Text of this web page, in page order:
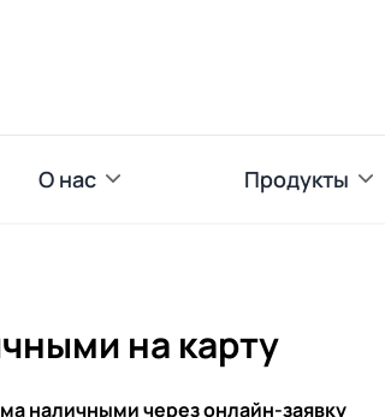
О нас Продукты
на карту
наличными через онлайн-заявку